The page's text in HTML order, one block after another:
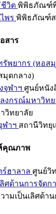
วิต พิพิธภัณฑ์
พร พิพิธภัณฑ์ส
สาร
พยากร (หอส
มุดกลาง)
จุฬาฯ ศูนย์หนัง
งกรณ์มหาวิทย
วิทยาลัย
ฬาฯ สถานีวิทยุ
คุณภาพ
ฮาลาล ศูนย์วิ
ศด้านการจัดก
ามเป็นเลิศด้า